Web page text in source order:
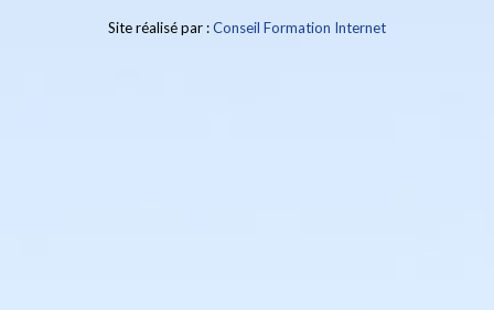
Site réalisé par :Conseil Formation Internet